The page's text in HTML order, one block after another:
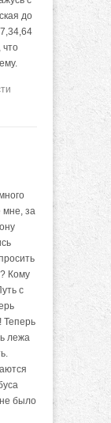
до
что
мне, за
Кому
с
Теперь
лежа
было